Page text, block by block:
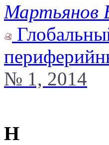
Мартьянов
№ 1, 2014
Н